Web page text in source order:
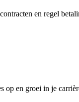
en regel
op en groei in je